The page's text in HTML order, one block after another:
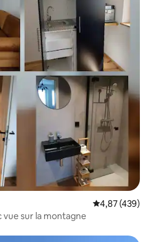
Évaluation
4,87 (439)
sur la montagne